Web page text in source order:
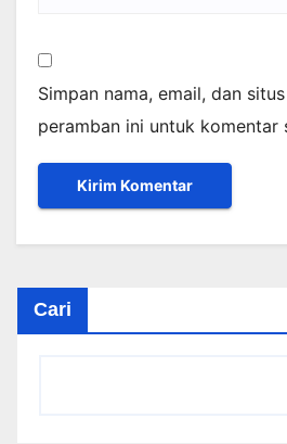
Simpan nama, email, dan
peramban ini untuk komentar
Cari